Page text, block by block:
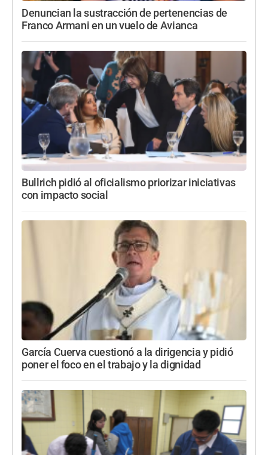
Denuncian la sustracción de pertenencias de
Franco Armani en un vuelo de Avianca
Bullrich pidió al oficialismo priorizar iniciativas
con impacto social
García Cuerva cuestionó a la dirigencia y pidió
poner el foco en el trabajo y la dignidad